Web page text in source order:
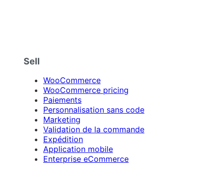
Sell
WooCommerce
WooCommerce pricing
Paiements
Personnalisation sans code
Marketing
Validation de la commande
Expédition
Application mobile
Enterprise eCommerce